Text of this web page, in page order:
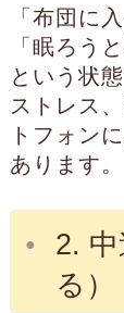
「布団に
「眠ろう
という状態
ストレス
トフォン
あります。
2.
る）